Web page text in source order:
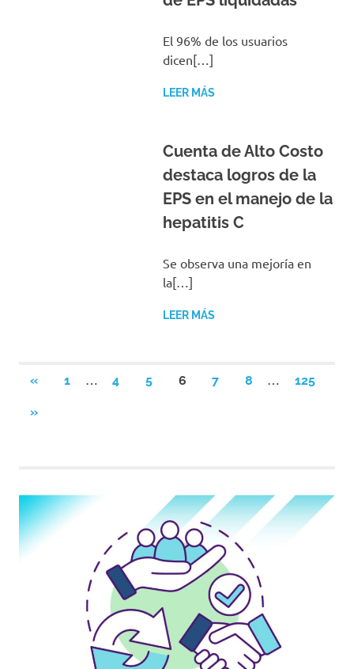
El 96% de los usuarios
dicen[…]
LEER MÁS
Cuenta de Alto Costo
destaca logros de la
EPS en el manejo de la
hepatitis C
Se observa una mejoría en
la[…]
LEER MÁS
Navegación
de
«ENTRADAS
1 … 4 5 6 7 8 … 125
SIGUIENTES
»